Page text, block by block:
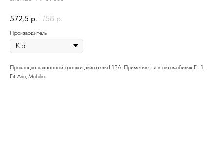
572,5 р. 758 р.
Производитель
Прокладка клапанной крышки двигателя L13A. Применяется в автомобилях Fit 1,
Fit Aria, Mobilio.